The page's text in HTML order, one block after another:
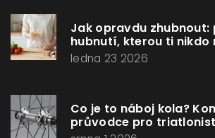
Jak opravdu zhubnout:
hubnutí, kterou ti nikdo
ledna 23 2026
Co je to náboj kola?
průvodce pro